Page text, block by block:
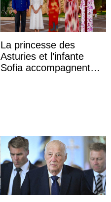
La princesse des
Asturies et l’infante
Sofia accompagnent